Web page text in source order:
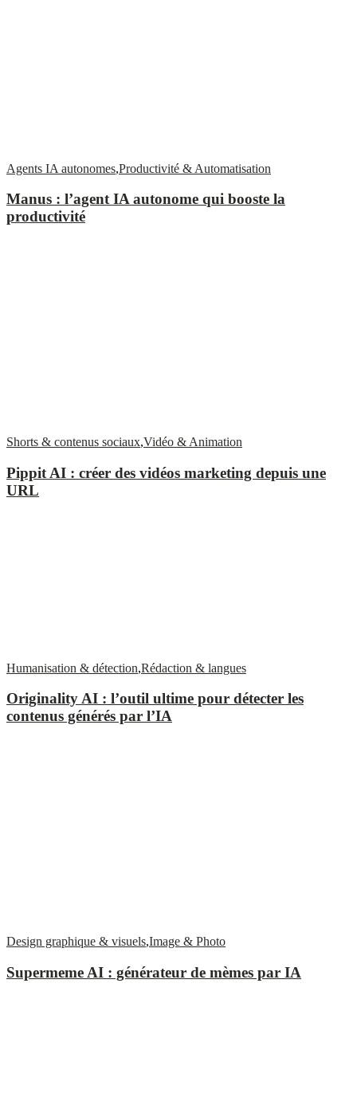
Agents IA autonomes,Productivité & Automatisation
Manus : l’agent IA autonome qui booste la
productivité
Shorts & contenus sociaux,Vidéo & Animation
Pippit AI : créer des vidéos marketing depuis une
URL
Humanisation & détection,Rédaction & langues
Originality AI : l’outil ultime pour détecter les
contenus générés par l’IA
Design graphique & visuels,Image & Photo
Supermeme AI : générateur de mèmes par IA